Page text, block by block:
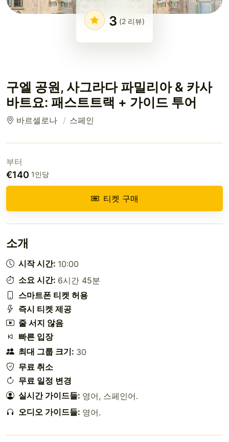
3 (2 리뷰)
구엘 공원, 사그라다 파밀리아 & 카사
바트요: 패스트트랙 + 가이드 투어
바르셀로나 스페인
부터
€140 1인당
티켓 구매
소개
시작 시간: 10:00
소요 시간: 6시간 45분
스마트폰 티켓 허용
즉시 티켓 제공
줄 서지 않음
빠른 입장
최대 그룹 크기: 30
무료 취소
무료 일정 변경
실시간 가이드들: 영어, 스페인어.
오디오 가이드들: 영어.